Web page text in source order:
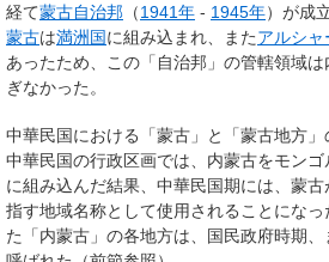
経て蒙古自治邦 （1941年 - 1945年）が成
蒙古は満洲国に組み込まれ、またアルシャ
あったため、この「自治邦」の管轄領域
ぎなかった。
中華民国における「蒙古」と「蒙古地方」
中華民国の行政区画では、内蒙古をモンゴ
に組み込んだ結果、中華民国期には、蒙
指す地域名称として使用されることにな
た「内蒙古」の各地方は、国民政府時期、